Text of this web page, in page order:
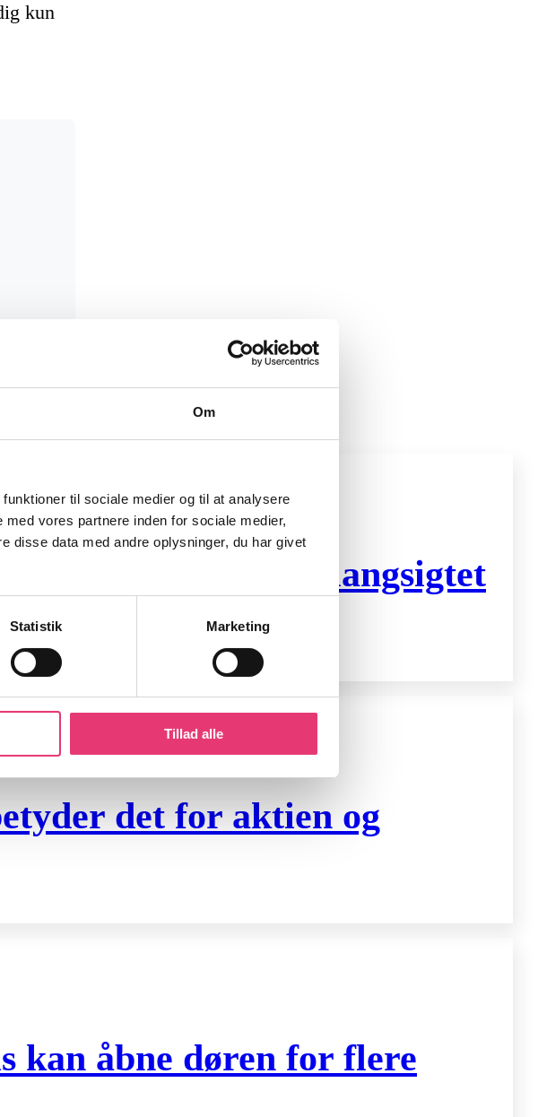
Om
til sociale medier og til at analysere
vores partnere inden for sociale medier,
disse data med andre oplysninger, du har givet
Statistik Marketing
Tillad alle
kun
geninvestering og langsigtet
det for aktien og
kan åbne døren for flere